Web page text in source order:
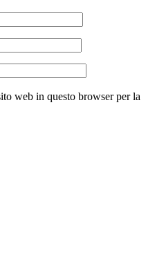
web in questo browser per la